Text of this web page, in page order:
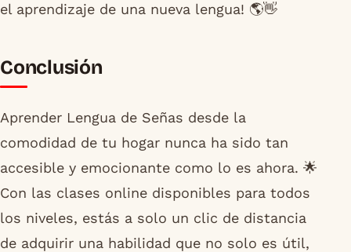
el aprendizaje de una nueva lengua! 🌎👋
Conclusión
Aprender Lengua de Señas desde la
comodidad de tu hogar nunca ha sido tan
accesible y emocionante como lo es ahora. 🌟
Con las clases online disponibles para todos
los niveles, estás a solo un clic de distancia
de adquirir una habilidad que no solo es útil,